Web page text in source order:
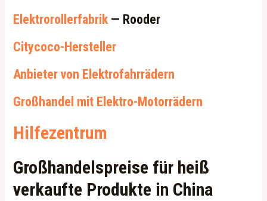
Elektrorollerfabrik— Rooder
Citycoco-Hersteller
Anbieter von Elektrofahrrädern
Großhandel mit Elektro-Motorrädern
Hilfezentrum
Großhandelspreise für heiß
verkaufte Produkte in China